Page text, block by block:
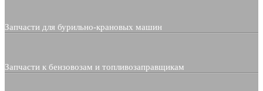
Запчасти для бурильно-крановых машин
Запчасти к бензовозам и топливозаправщикам